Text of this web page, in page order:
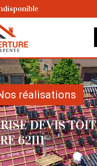
réalisations
DEVIS
62111